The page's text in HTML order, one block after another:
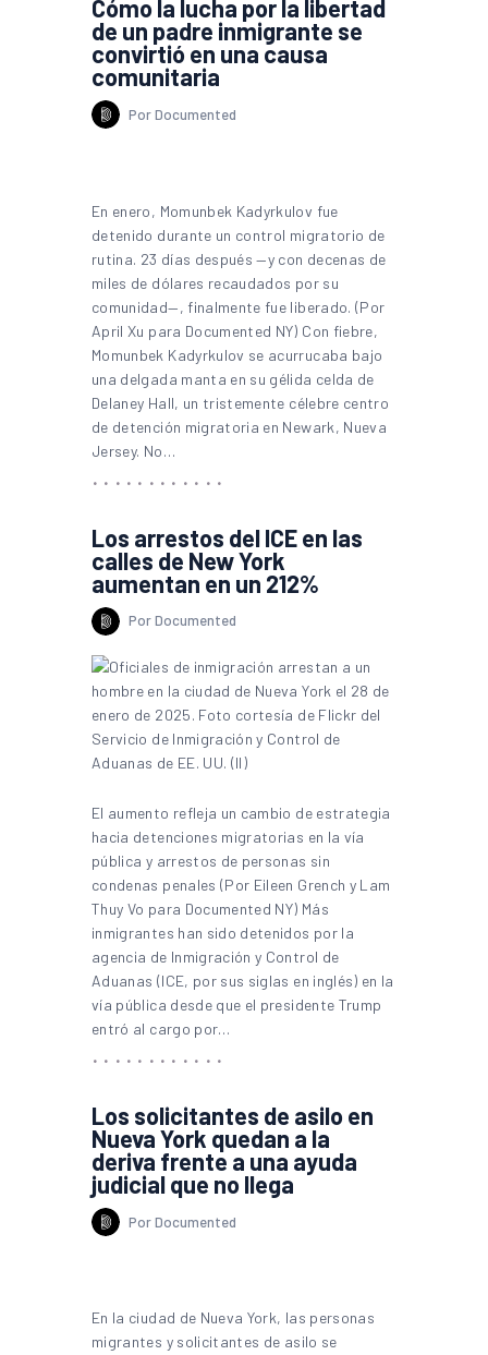
Cómo la lucha por la libertad
de un padre inmigrante se
convirtió en una causa
comunitaria
Por Documented
En enero, Momunbek Kadyrkulov fue
detenido durante un control migratorio de
rutina. 23 días después —y con decenas de
miles de dólares recaudados por su
comunidad—, finalmente fue liberado. (Por
April Xu para Documented NY) Con fiebre,
Momunbek Kadyrkulov se acurrucaba bajo
una delgada manta en su gélida celda de
Delaney Hall, un tristemente célebre centro
de detención migratoria en Newark, Nueva
Jersey. No…
Los arrestos del ICE en las
calles de New York
aumentan en un 212%
Por Documented
El aumento refleja un cambio de estrategia
hacia detenciones migratorias en la vía
pública y arrestos de personas sin
condenas penales (Por Eileen Grench y Lam
Thuy Vo para Documented NY) Más
inmigrantes han sido detenidos por la
agencia de Inmigración y Control de
Aduanas (ICE, por sus siglas en inglés) en la
vía pública desde que el presidente Trump
entró al cargo por…
Los solicitantes de asilo en
Nueva York quedan a la
deriva frente a una ayuda
judicial que no llega
Por Documented
En la ciudad de Nueva York, las personas
migrantes y solicitantes de asilo se